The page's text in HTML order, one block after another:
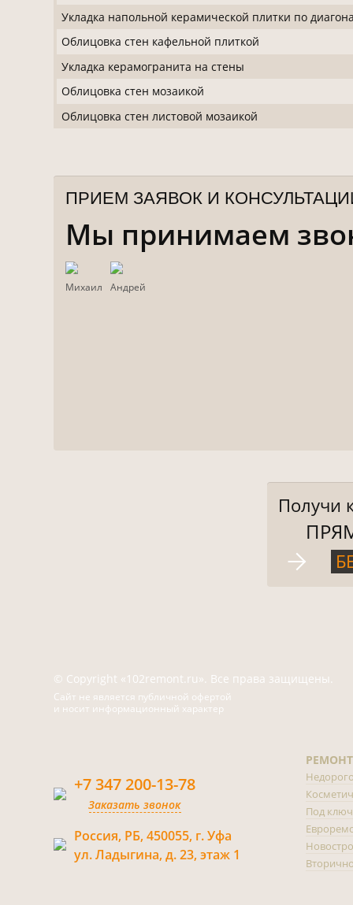
Укладка напольной керамической плитки по
Облицовка стен кафельной плиткой
Укладка керамогранита на стены
Облицовка стен мозаикой
Облицовка стен листовой мозаикой
ПРИЕМ ЗАЯВОК И
Мы принимаем
Михаил Андрей
Получи
© Copyright «102remont.ru». Все права защищены.
Сайт не является публичной офертой
и носит информационный характер
+7 347 200-13-78
Заказать звонок
Россия, РБ, 450055, г. Уфа
ул. Ладыгина, д. 23, этаж 1
Под ключ